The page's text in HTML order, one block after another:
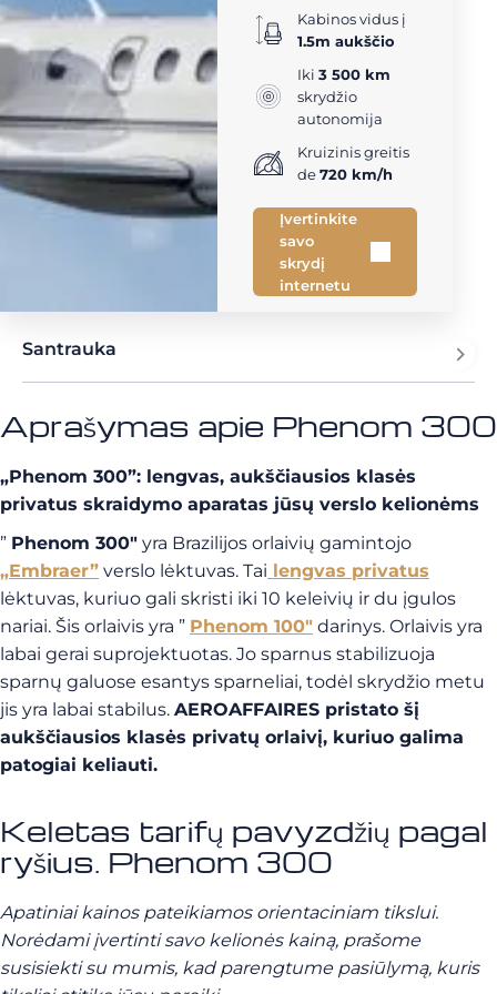
Kabinos vidus į
1.5m aukščio
Iki 3 500 km
skrydžio
autonomija
Kruizinis greitis
de720 km/h
Įvertinkite
savo
skrydį
internetu
Santrauka
Aprašymas apie Phenom 300
„Phenom 300”: lengvas, aukščiausios klasės
privatus skraidymo aparatas jūsų verslo kelionėms
” Phenom 300″ yra Brazilijos orlaivių gamintojo
„Embraer” verslo lėktuvas. Tai lengvas privatus
lėktuvas, kuriuo gali skristi iki 10 keleivių ir du įgulos
nariai. Šis orlaivis yra ” Phenom 100″ darinys. Orlaivis yra
labai gerai suprojektuotas. Jo sparnus stabilizuoja
sparnų galuose esantys sparneliai, todėl skrydžio metu
jis yra labai stabilus. AEROAFFAIRES pristato šį
aukščiausios klasės privatų orlaivį, kuriuo galima
patogiai keliauti.
Keletas tarifų pavyzdžių pagal
ryšius. Phenom 300
Apatiniai kainos pateikiamos orientaciniam tikslui.
Norėdami įvertinti savo kelionės kainą, prašome
susisiekti su mumis, kad parengtume pasiūlymą, kuris